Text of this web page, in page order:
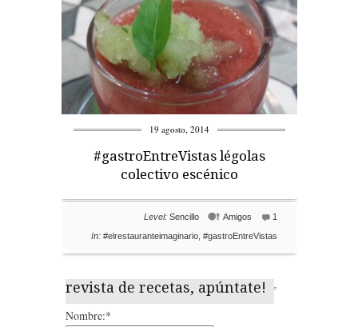
19 agosto, 2014
#gastroEntreVistas légolas
colectivo escénico
1
Amigos
Level: Sencillo
In: #elrestauranteimaginario, #gastroEntreVistas
revista de recetas, apúntate!
Nombre:*